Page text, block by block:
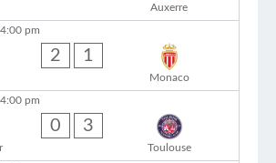
Auxerre
4:00 pm
2 1
Monaco
4:00 pm
0 3
Toulouse